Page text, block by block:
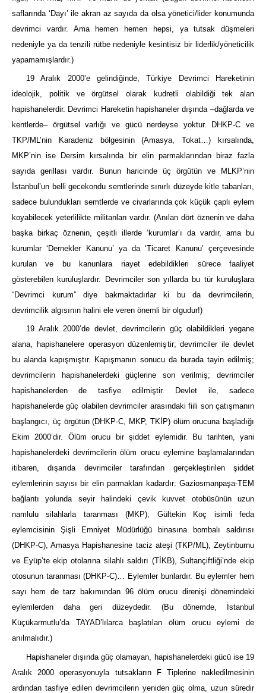
saflarında ‘Dayı’ ile akran az sayıda da olsa yönetici/lider konumunda
devrimci vardır. Ama hemen hemen hepsi, ya tutsak düşmeleri
nedeniyle ya da tenzili rütbe nedeniyle kesintisiz bir liderlik/yöneticilik
yapamamışlardır.)
19 Aralık 2000’e gelindiğinde, Türkiye Devrimci Hareketinin
ideolojik, politik ve örgütsel olarak kudretli olabildiği tek alan
hapishanelerdir. Devrimci Hareketin hapishaneler dışında –dağlarda ve
kentlerde– örgütsel varlığı ve gücü nerdeyse yoktur. DHKP-C ve
TKP/ML’nin Karadeniz bölgesinin (Amasya, Tokat…) kırsalında,
MKP’nin ise Dersim kırsalında bir elin parmaklarından biraz fazla
sayıda gerillası vardır. Bunun haricinde üç örgütün ve MLKP’nin
İstanbul’un belli gecekondu semtlerinde sınırlı düzeyde kitle tabanları,
sadece bulundukları semtlerde ve civarlarında çok küçük çaplı eylem
koyabilecek yeterlilikte militanları vardır. (Anılan dört öznenin ve daha
başka birkaç öznenin, çeşitli illerde ‘kurumlar’ı da vardır, ama bu
kurumlar ‘Dernekler Kanunu’ ya da ‘Ticaret Kanunu’ çerçevesinde
kurulan ve bu kanunlara riayet edebildikleri sürece faaliyet
gösterebilen kuruluşlardır. Devrimciler son yıllarda bu tür kuruluşlara
“Devrimci kurum” diye bakmaktadırlar ki bu da devrimcilerin,
devrimcilik algısının halini ele veren önemli bir olgudur!)
19 Aralık 2000’de devlet, devrimcilerin güç olabildikleri yegane
alana, hapishanelere operasyon düzenlemiştir; devrimciler ile devlet
bu alanda kapışmıştır. Kapışmanın sonucu da burada tayin edilmiş;
devrimcilerin hapishanelerdeki güçlerine son verilmiş; devrimciler
hapishanelerden de tasfiye edilmiştir. Devlet ile, sadece
hapishanelerde güç olabilen devrimciler arasındaki fiili son çatışmanın
başlangıcı, üç örgütün (DHKP-C, MKP, TKİP) ölüm orucuna başladığı
Ekim 2000’dir. Ölüm orucu bir şiddet eylemidir. Bu tarihten, yani
hapishanelerdeki devrimcilerin ölüm orucu eylemine başlamalarından
itibaren, dışarıda devrimciler tarafından gerçekleştirilen şiddet
eylemlerinin sayısı bir elin parmakları kadardır: Gaziosmanpaşa-TEM
bağlantı yolunda seyir halindeki çevik kuvvet otobüsünün uzun
namlulu silahlarla taranması (MKP), Gültekin Koç isimli feda
eylemcisinin Şişli Emniyet Müdürlüğü binasına bombalı saldırısı
(DHKP-C), Amasya Hapishanesine taciz ateşi (TKP/ML), Zeytinburnu
ve Eyüp’te ekip otolarına silahlı saldırı (TİKB), Sultançiftliği’nde ekip
otosunun taranması (DHKP-C)… Eylemler bunlardır. Bu eylemler hem
sayı hem de tarz bakımından 96 ölüm orucu direnişi dönemindeki
eylemlerden daha geri düzeydedir. (Bu dönemde, İstanbul
Küçükarmutlu’da TAYAD’lılarca başlatılan ölüm orucu eylemi de
anılmalıdır.)
Hapishaneler dışında güç olamayan, hapishanelerdeki gücü ise 19
Aralık 2000 operasyonuyla tutsakların F Tiplerine nakledilmesinin
ardından tasfiye edilen devrimcilerin yeniden güç olma, uzun süredir